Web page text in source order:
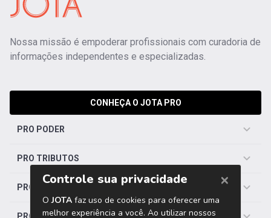
Nossa missão é empoderar profissionais com curadoria de
informações independentes e especializadas.
CONHEÇA O JOTA PRO
PRO PODER
PRO TRIBUTOS
PRO TRABALHISTA